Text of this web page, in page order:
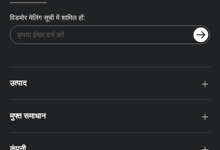
विडमोर मेलिंग सूची में शामिल हों:
उत्पाद
मुफ्त समाधान